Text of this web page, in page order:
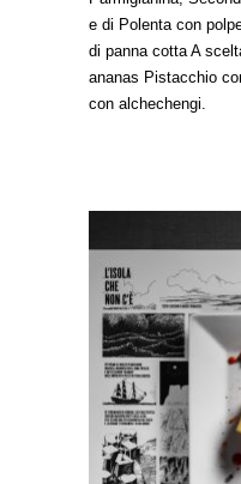
e di Polenta con
di panna cotta A
ananas Pistacchio
con alchechengi.